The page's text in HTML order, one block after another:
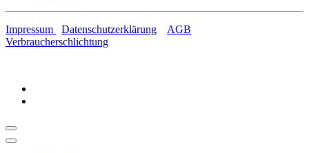
Impressum Datenschutzerklärung
AGB
Verbraucherschlichtung